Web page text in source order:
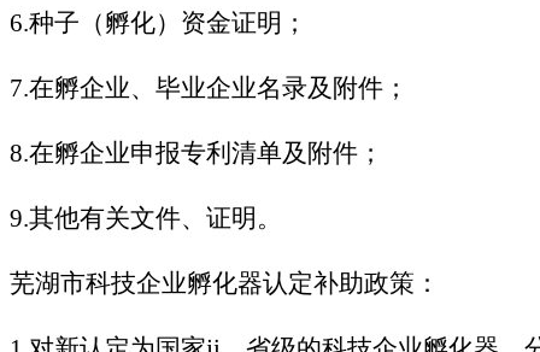
6.种子（孵化）资金证明；
7.在孵企业、毕业企业名录及附件；
8.在孵企业申报专利清单及附件；
9.其他有关文件、证明。
芜湖市科技企业孵化器认定补助政策：